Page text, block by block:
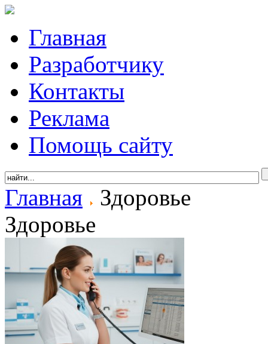
Главная
Разработчику
Контакты
Реклама
Помощь сайту
Главная
Здоровье
Здоровье